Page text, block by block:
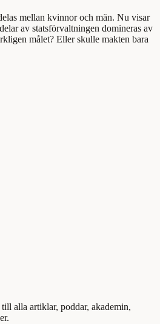
mellan kvinnor och män. Nu visar
av statsförvaltningen domineras av
målet? Eller skulle makten bara
alla artiklar, poddar, akademin,